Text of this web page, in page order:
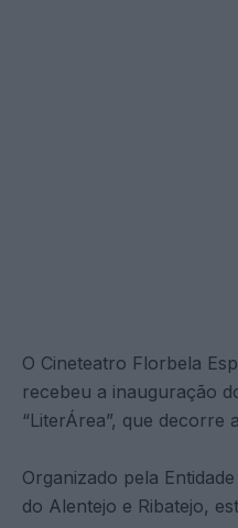
O Cineteatro Florbela
recebeu a inauguração
“LiterÁrea”, que decorre
Organizado pela
do Alentejo e Ribatejo,